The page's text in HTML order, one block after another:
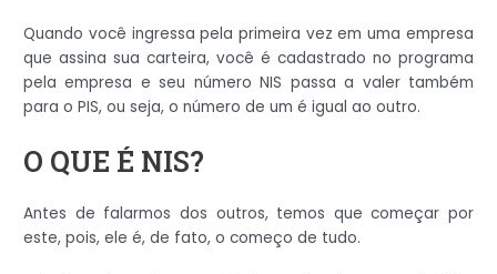
Quando você ingressa pela primeira vez em uma empresa
que assina sua carteira, você é cadastrado no programa
pela empresa e seu número NIS passa a valer também
para o PIS, ou seja, o número de um é igual ao outro.
O QUE É NIS?
Antes de falarmos dos outros, temos que começar por
este, pois, ele é, de fato, o começo de tudo.